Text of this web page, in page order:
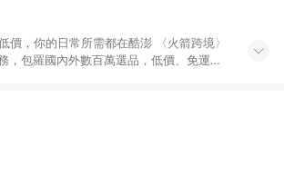
，你的日常所需都在酷澎 〈火箭跨境〉
，包羅國內外數百萬選品，低價、免運，
免運，火箭速配、火箭跨境優質選品不限金